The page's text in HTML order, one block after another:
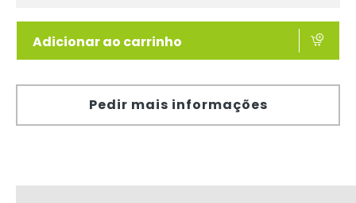
Adicionar ao carrinho
Pedir mais informações